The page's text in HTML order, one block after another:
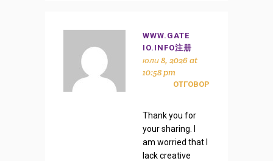
WWW.GATE
IO.INFO注册
юли 8, 2026 at
10:58 pm
ОТГОВОР
Thank you for
your sharing. I
am worried that I
lack creative